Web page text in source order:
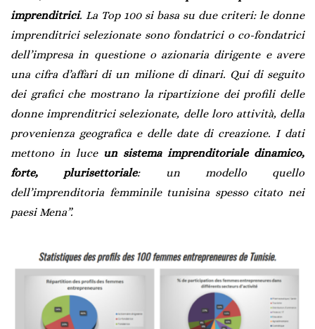
imprenditrici. La Top 100 si basa su due criteri: le donne
imprenditrici selezionate sono fondatrici o co-fondatrici
dell’impresa in questione o azionaria dirigente e avere
una cifra d’affari di un milione di dinari. Qui di seguito
dei grafici che mostrano la ripartizione dei profili delle
donne imprenditrici selezionate, delle loro attività, della
provenienza geografica e delle date di creazione. I dati
mettono in luce un sistema imprenditoriale dinamico,
forte, plurisettoriale: un modello quello
dell’imprenditoria femminile tunisina spesso citato nei
paesi Mena”.